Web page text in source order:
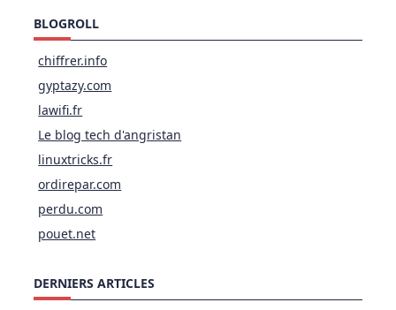
BLOGROLL
chiffrer.info
gyptazy.com
lawifi.fr
Le blog tech d'angristan
linuxtricks.fr
ordirepar.com
perdu.com
pouet.net
DERNIERS ARTICLES